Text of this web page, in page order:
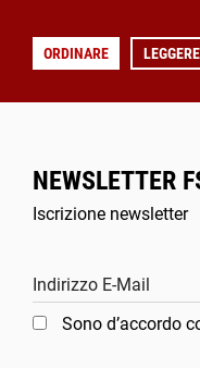
ORDINARE
NEWSLETTER
Iscrizione newsletter
Indirizzo E-Mail
Sono d’accordo